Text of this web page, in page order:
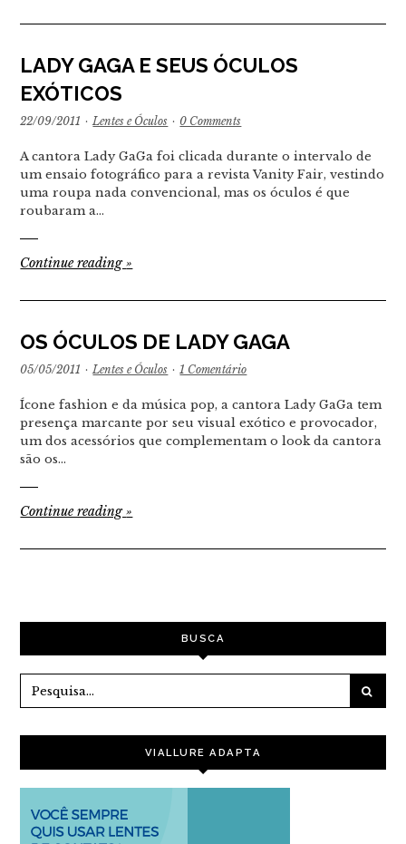
LADY GAGA E SEUS ÓCULOS
EXÓTICOS
22/09/2011 · Lentes e Óculos · 0 Comments
A cantora Lady GaGa foi clicada durante o intervalo de
um ensaio fotográfico para a revista Vanity Fair, vestindo
uma roupa nada convencional, mas os óculos é que
roubaram a…
Continue reading»
OS ÓCULOS DE LADY GAGA
05/05/2011 · Lentes e Óculos · 1 Comentário
Ícone fashion e da música pop, a cantora Lady GaGa tem
presença marcante por seu visual exótico e provocador,
um dos acessórios que complementam o look da cantora
são os…
Continue reading»
BUSCA
VIALLURE ADAPTA